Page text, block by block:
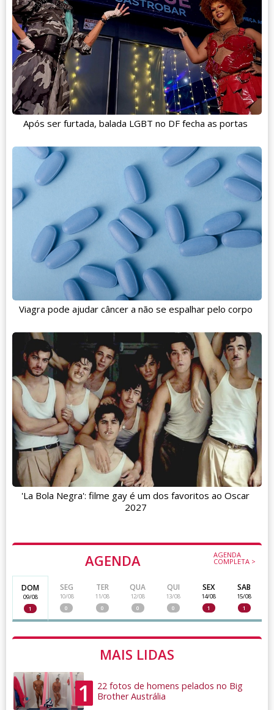
AGENDA AGENDA
COMPLETA >
DOM
09/08
1
SEG
10/08
0
TER
11/08
0
QUA
12/08
0
QUI
13/08
0
SEX
14/08
1
SAB
15/08
1
MAIS LIDAS
1
22 fotos de homens pelados no Big
Brother Austrália
Após ser furtada, balada LGBT no DF fecha as portas
Viagra pode ajudar câncer a não se espalhar pelo corpo
'La Bola Negra': filme gay é um dos favoritos ao Oscar
2027